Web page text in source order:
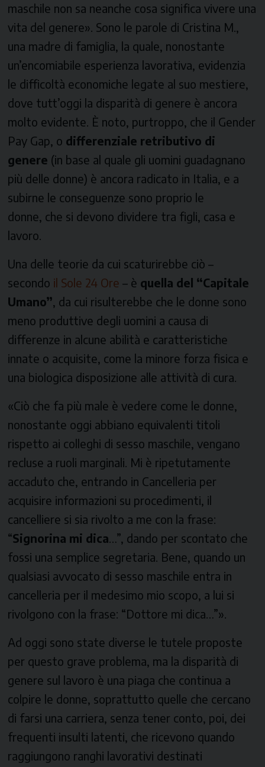
maschile non sa neanche cosa significa vivere una
vita del genere». Sono le parole di Cristina M.,
una madre di famiglia, la quale, nonostante
un’encomiabile esperienza lavorativa, evidenzia
le difficoltà economiche legate al suo mestiere,
dove tutt’oggi la disparità di genere è ancora
molto evidente. È noto, purtroppo, che il Gender
Pay Gap, o differenziale retributivo di
genere (in base al quale gli uomini guadagnano
più delle donne) è ancora radicato in Italia, e a
subirne le conseguenze sono proprio le
donne, che si devono dividere tra figli, casa e
lavoro.
Una delle teorie da cui scaturirebbe ciò –
secondo il Sole 24 Ore – è quella del “Capitale
Umano” , da cui risulterebbe che le donne sono
meno produttive degli uomini a causa di
differenze in alcune abilità e caratteristiche
innate o acquisite, come la minore forza fisica e
una biologica disposizione alle attività di cura.
«Ciò che fa più male è vedere come le donne,
nonostante oggi abbiano equivalenti titoli
rispetto ai colleghi di sesso maschile, vengano
recluse a ruoli marginali. Mi è ripetutamente
accaduto che, entrando in Cancelleria per
acquisire informazioni su procedimenti, il
cancelliere si sia rivolto a me con la frase:
“Signorina mi dica …”, dando per scontato che
fossi una semplice segretaria. Bene, quando un
qualsiasi avvocato di sesso maschile entra in
cancelleria per il medesimo mio scopo, a lui si
rivolgono con la frase: “Dottore mi dica…”».
Ad oggi sono state diverse le tutele proposte
per questo grave problema, ma la disparità di
genere sul lavoro è una piaga che continua a
colpire le donne, soprattutto quelle che cercano
di farsi una carriera, senza tener conto, poi, dei
frequenti insulti latenti, che ricevono quando
raggiungono ranghi lavorativi destinati